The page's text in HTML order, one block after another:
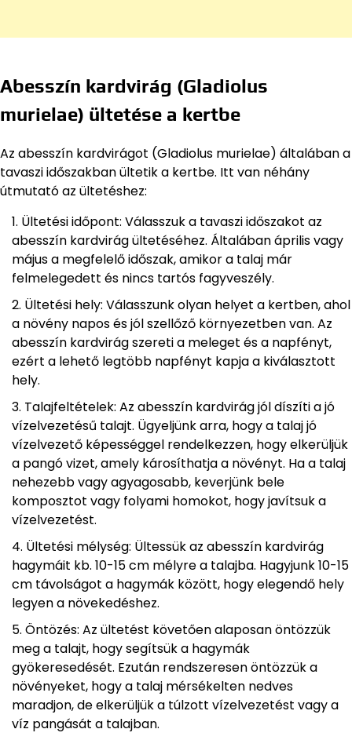
Abesszín kardvirág (Gladiolus
murielae) ültetése a kertbe
Az abesszín kardvirágot (Gladiolus murielae) általában a
tavaszi időszakban ültetik a kertbe. Itt van néhány
útmutató az ültetéshez:
Ültetési időpont: Válasszuk a tavaszi időszakot az
abesszín kardvirág ültetéséhez. Általában április vagy
május a megfelelő időszak, amikor a talaj már
felmelegedett és nincs tartós fagyveszély.
Ültetési hely: Válasszunk olyan helyet a kertben, ahol
a növény napos és jól szellőző környezetben van. Az
abesszín kardvirág szereti a meleget és a napfényt,
ezért a lehető legtöbb napfényt kapja a kiválasztott
hely.
Talajfeltételek: Az abesszín kardvirág jól díszíti a jó
vízelvezetésű talajt. Ügyeljünk arra, hogy a talaj jó
vízelvezető képességgel rendelkezzen, hogy elkerüljük
a pangó vizet, amely károsíthatja a növényt. Ha a talaj
nehezebb vagy agyagosabb, keverjünk bele
komposztot vagy folyami homokot, hogy javítsuk a
vízelvezetést.
Ültetési mélység: Ültessük az abesszín kardvirág
hagymáit kb. 10-15 cm mélyre a talajba. Hagyjunk 10-15
cm távolságot a hagymák között, hogy elegendő hely
legyen a növekedéshez.
Öntözés: Az ültetést követően alaposan öntözzük
meg a talajt, hogy segítsük a hagymák
gyökeresedését. Ezután rendszeresen öntözzük a
növényeket, hogy a talaj mérsékelten nedves
maradjon, de elkerüljük a túlzott vízelvezetést vagy a
víz pangását a talajban.